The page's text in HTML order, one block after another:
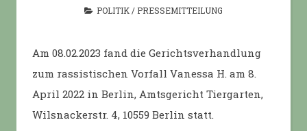
POLITIK / PRESSEMITTEILUNG
Am 08.02.2023 fand die Gerichtsverhandlung
zum rassistischen Vorfall Vanessa H. am 8.
April 2022 in Berlin, Amtsgericht Tiergarten,
Wilsnackerstr. 4, 10559 Berlin statt.